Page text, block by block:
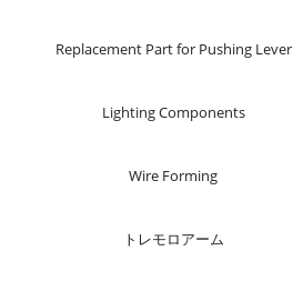
Replacement Part for Pushing Lever
Lighting Components
Wire Forming
トレモロアーム